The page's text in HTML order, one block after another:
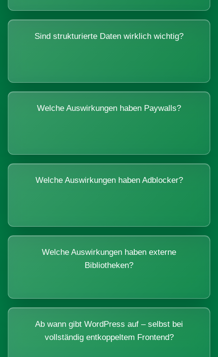
Sind strukturierte Daten wirklich wichtig?
Welche Auswirkungen haben Paywalls?
Welche Auswirkungen haben Adblocker?
Welche Auswirkungen haben externe
Bibliotheken?
Ab wann gibt WordPress auf – selbst bei
vollständig entkoppeltem Frontend?